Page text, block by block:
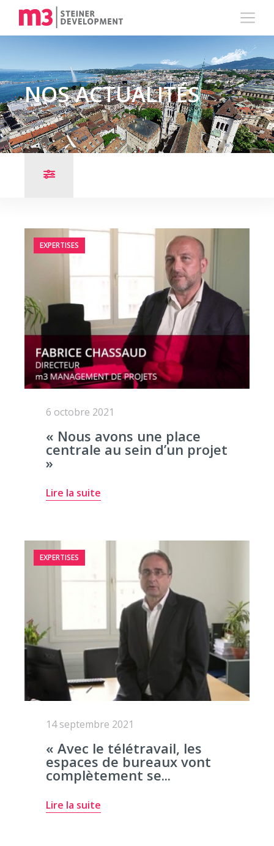
NOS ACTUALITÉS
EXPERTISES
6 octobre 2021
« Nous avons une place
centrale au sein d’un projet
»
Lire la suite
EXPERTISES
14 septembre 2021
« Avec le télétravail, les
espaces de bureaux vont
complètement se...
Lire la suite